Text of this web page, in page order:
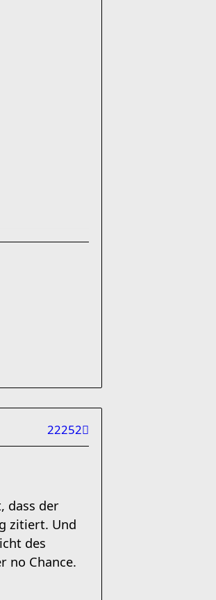
22252
dass der
zitiert. Und
des
no Chance.